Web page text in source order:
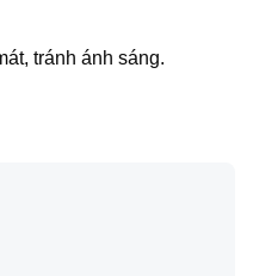
tránh ánh sáng.